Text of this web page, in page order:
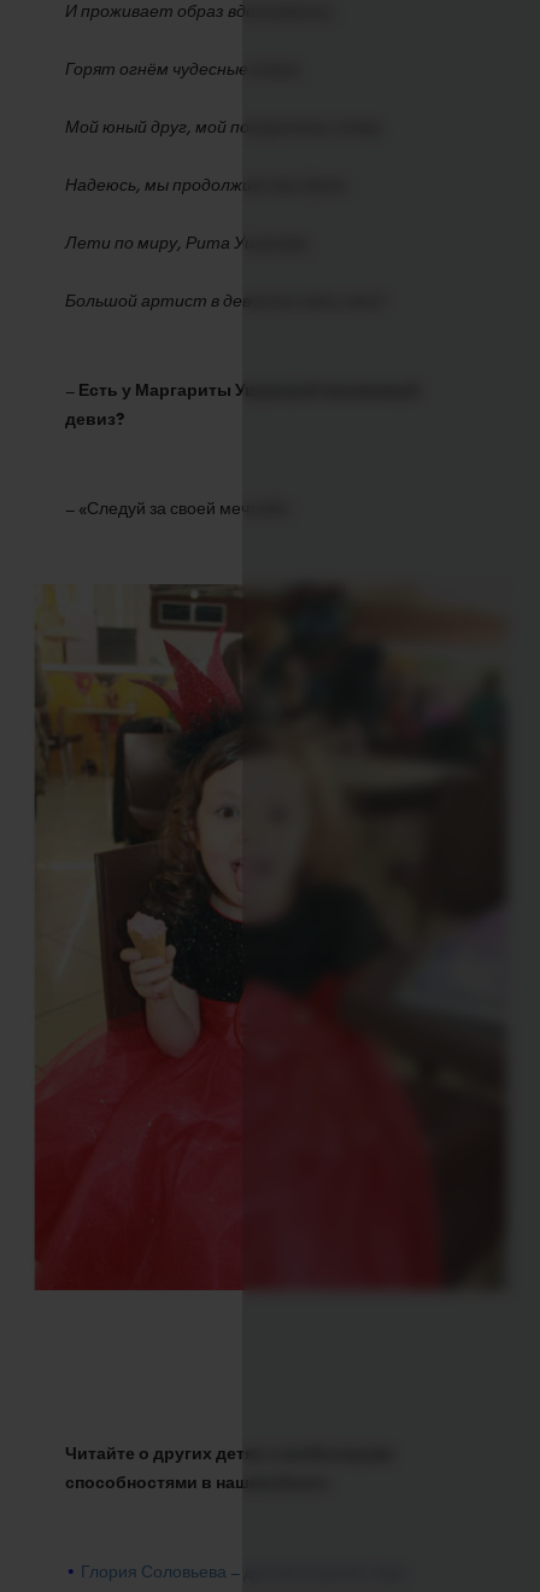
И проживает образ вдохновенно,
Горят огнём чудесные глаза.
Мой юный друг, мой покоритель слова,
Надеюсь, мы продолжим наш дуэт.
Лети по миру, Рита Ушакова,
Большой артист в девчонке пяти лет!
– Есть у Маргариты Ушаковой жизненный
девиз?
– «Следуй за своей мечтой!»
Читайте о других детях с необычными
способностями в нашем блоге:
• Глория Соловьева – доктор кошачих наук